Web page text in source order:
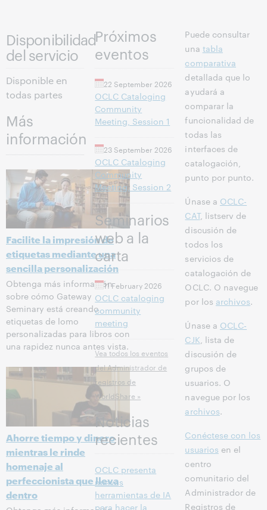
Disponibilidad
del servicio
Disponible en
todas partes
Más
información
Facilite la impresión de
etiquetas mediante una
sencilla personalización
Obtenga más información
sobre cómo Gateway
Seminary está creando
etiquetas de lomo
personalizadas para libros con
una rapidez nunca antes vista.
Ahorre tiempo y dinero
mientras le rinde
homenaje al
perfeccionista que lleva
dentro
Próximos
eventos
22 September 2026
OCLC Cataloging
Community
Meeting, Session 1
23 September 2026
OCLC Cataloging
Community
Meeting, Session 2
Seminarios
web a la
carta
11 February 2026
OCLC cataloging
community
meeting
Vea todos los eventos
del Administrador de
registros de
WorldShare »
Noticias
recientes
OCLC presenta
nuevas
herramientas de IA
para hacer la
Puede consultar
una tabla
comparativa
detallada que lo
ayudará a
comparar la
funcionalidad de
todas las
interfaces de
catalogación,
punto por punto.
Únase a OCLC-
CAT, listserv de
discusión de
todos los
servicios de
catalogación de
OCLC. O navegue
por los archivos.
Únase a OCLC-
CJK , lista de
discusión de
grupos de
usuarios. O
navegue por los
archivos.
Conéctese con los
usuarios en el
centro
comunitario del
Administrador de
Registros de